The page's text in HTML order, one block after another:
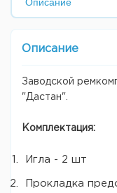
Описание
Заводской
"Дастан".
Комплектация:
Игла - 2 шт
Прокладка